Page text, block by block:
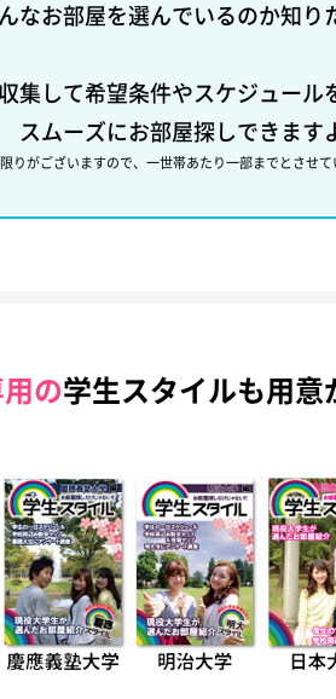
なお部屋を選んでいるのか知り
集して希望条件やスケジュール
スムーズにお部屋探しできま
りがございますので、一世帯あたり一部までとさせて
の学生スタイルも用意